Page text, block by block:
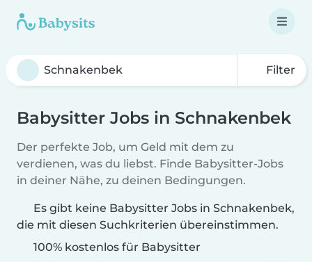
Filter
Babysitter Jobs in Schnakenbek
Der perfekte Job, um Geld mit dem zu
verdienen, was du liebst. Finde Babysitter-Jobs
in deiner Nähe, zu deinen Bedingungen.
Es gibt keine Babysitter Jobs in Schnakenbek,
die mit diesen Suchkriterien übereinstimmen.
100% kostenlos für Babysitter